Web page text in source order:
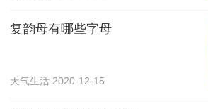
复韵母有哪些字母
天气生活 2020-12-15